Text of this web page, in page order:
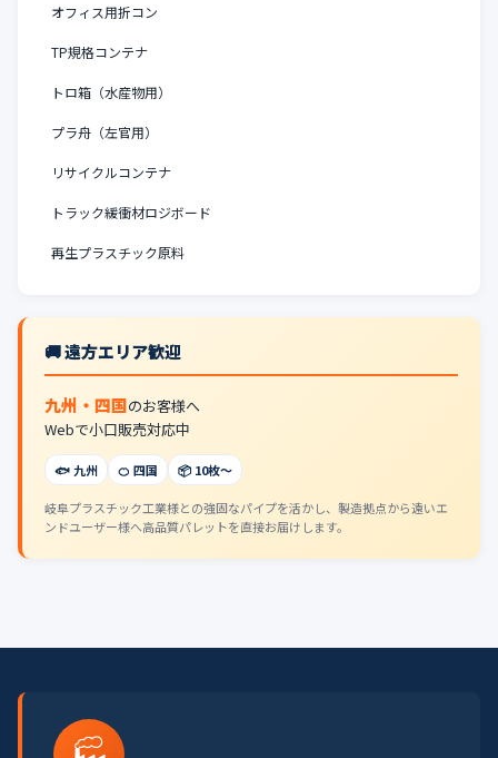
オフィス用折コン
TP規格コンテナ
トロ箱（水産物用）
プラ舟（左官用）
リサイクルコンテナ
トラック緩衝材ロジボード
再生プラスチック原料
🚚 遠方エリア歓迎
九州・四国のお客様へ
Webで小口販売対応中
🐟 九州 🍊 四国 📦 10枚〜
岐阜プラスチック工業様との強固なパイプを活かし、製造拠点から遠いエ
ンドユーザー様へ高品質パレットを直接お届けします。